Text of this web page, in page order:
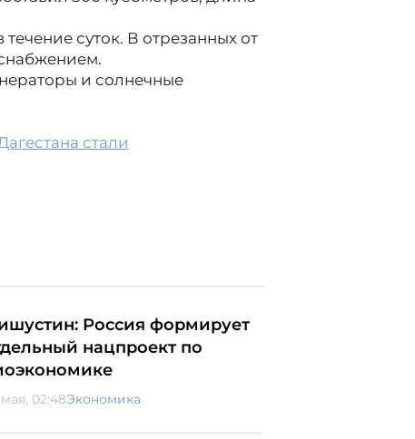
суток. В отрезанных от
и солнечные
стали
Россия формирует
нацпроект по
02:48Экономика